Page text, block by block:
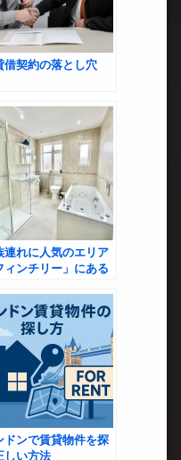
借契約の落とし穴
連れに人気のエリア
ィンチリー」にある
ドンで賃貸物件を探
しい方法